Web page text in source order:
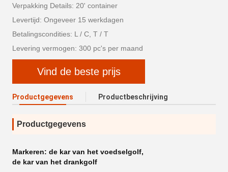
Verpakking Details: 20' container
Levertijd: Ongeveer 15 werkdagen
Betalingscondities: L / C, T / T
Levering vermogen: 300 pc's per maand
Vind de beste prijs
Productgegevens Productbeschrijving
Productgegevens
Markeren: de kar van het voedselgolf,
de kar van het drankgolf